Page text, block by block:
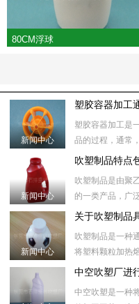
80CM浮球
新闻中心
塑胶容器加工
塑胶容器加工是
品的过程，通常
合、塑化加热、
新闻中心
吹塑制品特点
吹塑制品是由聚
的一类产品，广
作过程中，首先
新闻中心
关于吹塑制品
吹塑制品是一种
将塑料颗粒加热
模具内部的形状
中空吹塑是一种